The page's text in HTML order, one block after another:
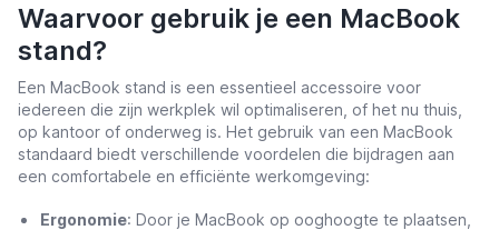
Waarvoor gebruik je een MacBook
stand?
Een MacBook stand is een essentieel accessoire voor
iedereen die zijn werkplek wil optimaliseren, of het nu thuis,
op kantoor of onderweg is. Het gebruik van een MacBook
standaard biedt verschillende voordelen die bijdragen aan
een comfortabele en efficiënte werkomgeving:
Ergonomie: Door je MacBook op ooghoogte te plaatsen,